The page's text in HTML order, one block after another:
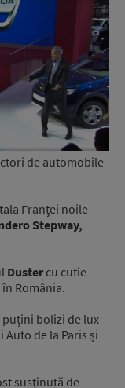
de automobile
Franței noile
Stepway,
Dustercu cutie
România.
puțini bolizi de lux
de la Paris și
susținută de